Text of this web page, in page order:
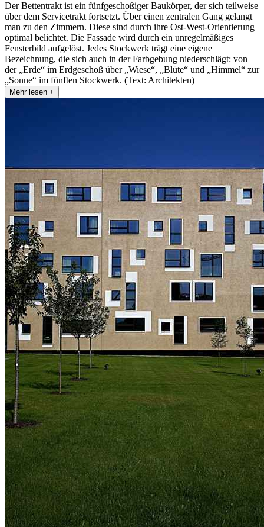
Der Bettentrakt ist ein fünfgeschoßiger Baukörper, der sich teilweise
über dem Servicetrakt fortsetzt. Über einen zentralen Gang gelangt
man zu den Zimmern. Diese sind durch ihre Ost-West-Orientierung
optimal belichtet. Die Fassade wird durch ein unregelmäßiges
Fensterbild aufgelöst. Jedes Stockwerk trägt eine eigene
Bezeichnung, die sich auch in der Farbgebung niederschlägt: von
der „Erde“ im Erdgeschoß über „Wiese“, „Blüte“ und „Himmel“ zur
„Sonne“ im fünften Stockwerk. (Text: Architekten)
Mehr lesen +